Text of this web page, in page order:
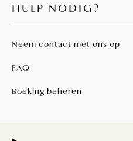
HULP NODIG?
Neem contact met ons op
FAQ
Boeking beheren